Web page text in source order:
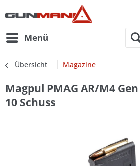
Menü
Übersicht Magazine
Magpul PMAG AR/M4
10 Schuss